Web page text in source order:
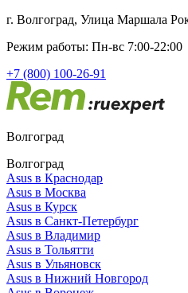
г. Волгоград, Улица Маршала
Режим работы: Пн-вс 7:00-22:00
+7 (800) 100-26-91
Волгоград
Волгоград
Asus в Краснодар
Asus в Москва
Asus в Курск
Asus в Санкт-Петербург
Asus в Владимир
Asus в Тольятти
Asus в Ульяновск
Asus в Нижний Новгород